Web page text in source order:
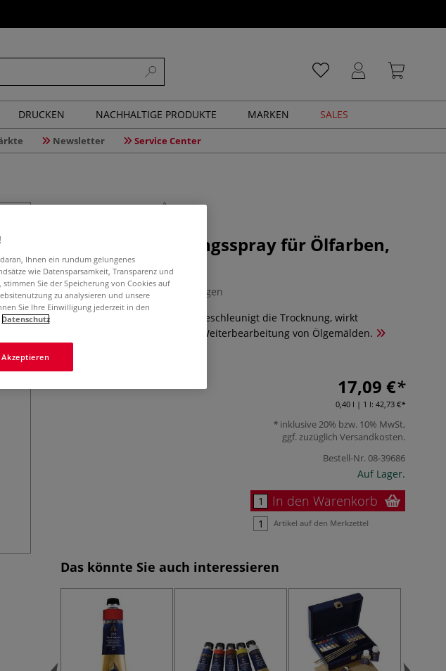
DRUCKEN NACHHALTIGE PRODUKTE MARKEN SALES
Newsletter Service Center
MAIMERI Trocknungsspray für Ölfarben,
400 ml
0 Bewertungen
Trocknungsspray für Ölfarben. Beschleunigt die Trocknung, wirkt
transparent und erleichtert die Weiterbearbeitung von Ölgemälden.
Mehr
17,09 €
0,40 l | 1 l: 42,73 €
inklusive 20% bzw. 10% MwSt,
ggf. zuzüglich Versandkosten.
Bestell-Nr.08-39686
Auf Lager.
In den Warenkorb
Artikel auf den Merkzettel
Das könnte Sie auch interessieren
Ihnen ein rundum gelungenes
wie Datensparsamkeit, Transparenz und
Sie der Speicherung von Cookies auf
zu analysieren und unsere
Sie Ihre Einwilligung jederzeit in den
Datenschutz
Akzeptieren